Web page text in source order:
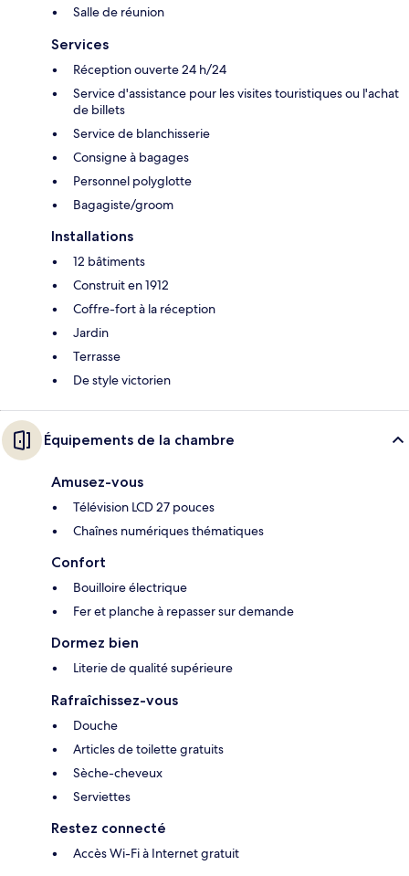
Salle de réunion
Services
Réception ouverte 24 h/24
Service d'assistance pour les visites touristiques ou l'achat
de billets
Service de blanchisserie
Consigne à bagages
Personnel polyglotte
Bagagiste/groom
Installations
12 bâtiments
Construit en 1912
Coffre-fort à la réception
Jardin
Terrasse
De style victorien
Équipements de la chambre
Amusez-vous
Télévision LCD 27 pouces
Chaînes numériques thématiques
Confort
Bouilloire électrique
Fer et planche à repasser sur demande
Dormez bien
Literie de qualité supérieure
Rafraîchissez-vous
Douche
Articles de toilette gratuits
Sèche-cheveux
Serviettes
Restez connecté
Accès Wi-Fi à Internet gratuit